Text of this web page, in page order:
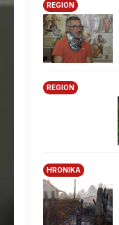
REGION
REGION
HRONIKA